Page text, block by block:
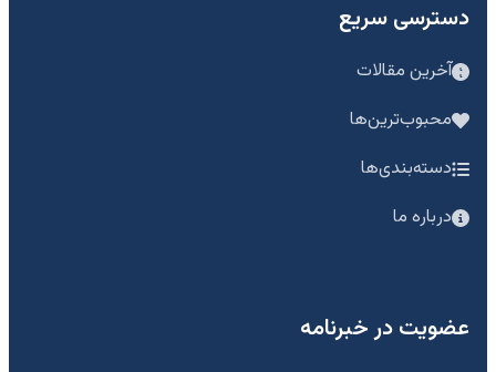
دسترسی سریع
آخرین مقالات
محبوب‌ترین‌ها
دسته‌بندی‌ها
درباره ما
عضویت در خبرنامه